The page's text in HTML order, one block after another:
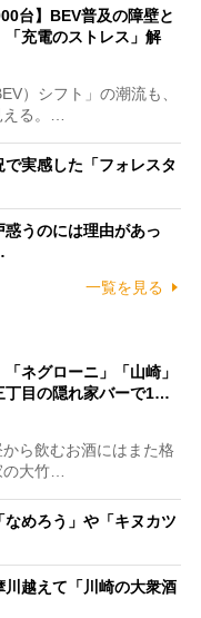
台】BEV普及の障壁と
充電のストレス」解
）シフト」の潮流も、
る。…
で実感した「フォレスタ
うのには理由があっ
一覧を見る
ネグローニ」「山崎」
丁目の隠れ家バーで1…
ら飲むお酒にはまた格
大竹…
なめろう」や「キヌカツ
川越えて「川崎の大衆酒